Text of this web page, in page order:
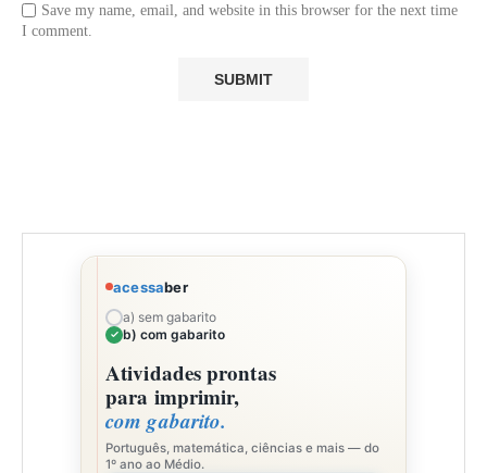
Save my name, email, and website in this browser for the next time
I comment.
acessaber
a) sem gabarito
b) com gabarito
Atividades prontas
para imprimir,
com gabarito.
Português, matemática, ciências e mais — do
1º ano ao Médio.